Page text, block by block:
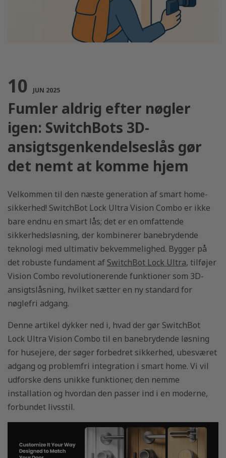
til
at
14 Apr, 2025
Motoriserede
Stilfulde løsninger til
lysstyring
14 Apr, 2025
Smart Living
med
motoriserede
skærme og
persienner
14 Apr, 2025
Forenkle dit liv
med elektriske
gardinmotorer:
Smart Home-
løsninger
19 Dec, 2024
Relæafbryder
om
09 Dec, 2024
CO2-måler:
ultimative
til
luftforurening
07 Nov, 2024
Låser magien
ved Universal
TV-
op
10 JUN 2025
Fumler aldrig efter nøgler
igen: SwitchBots 3D-
ansigtsgenkendelseslås gør
det nemt at komme hjem
Velkommen til den næste generation af smart home-
sikkerhed! SwitchBot Lock Ultra Vision Combo er ikke
bare endnu en smart lås; det er en omfattende
sikkerhedsløsning, der kombinerer banebrydende
teknologi med ultimativ bekvemmelighed. Bygger på
det robuste fundament af SwitchBot Lock Ultra, tilføjer
Vision Combo revolutionerende funktioner som 3D-
ansigtslåsning, hvilket sætter en ny standard for
nøglefri adgang.
Denne artikel dykker ned i, hvad der gør SwitchBot
Lock Ultra Vision Combo til en banebrydende løsning
for husejere, der søger forbedret sikkerhed, ubesværet
adgang og problemfri integration i smart home. Vi vil
udforske dens unikke funktioner, den nemme
installation og hvordan den passer ind i en moderne,
forbundet livsstil.